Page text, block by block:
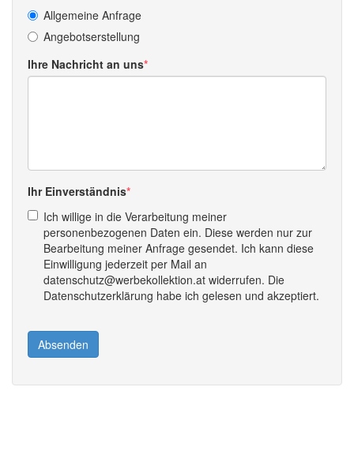
Allgemeine Anfrage
Angebotserstellung
Ihre Nachricht an uns
Ihr Einverständnis
Ich willige in die Verarbeitung meiner
personenbezogenen Daten ein. Diese werden nur zur
Bearbeitung meiner Anfrage gesendet. Ich kann diese
Einwilligung jederzeit per Mail an
datenschutz@werbekollektion.at widerrufen. Die
Datenschutzerklärung habe ich gelesen und akzeptiert.
Absenden